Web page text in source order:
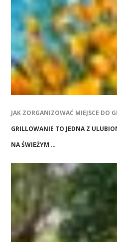
JAK ZORGANIZOWAĆ MIEJSCE DO
GRILLOWANIE TO JEDNA Z
NA ŚWIEŻYM …